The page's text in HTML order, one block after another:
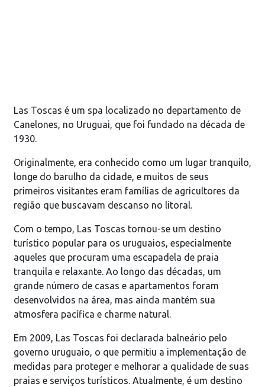
Las Toscas é um spa localizado no departamento de
Canelones, no Uruguai, que foi fundado na década de
1930.
Originalmente, era conhecido como um lugar tranquilo,
longe do barulho da cidade, e muitos de seus
primeiros visitantes eram famílias de agricultores da
região que buscavam descanso no litoral.
Com o tempo, Las Toscas tornou-se um destino
turístico popular para os uruguaios, especialmente
aqueles que procuram uma escapadela de praia
tranquila e relaxante. Ao longo das décadas, um
grande número de casas e apartamentos foram
desenvolvidos na área, mas ainda mantém sua
atmosfera pacífica e charme natural.
Em 2009, Las Toscas foi declarada balneário pelo
governo uruguaio, o que permitiu a implementação de
medidas para proteger e melhorar a qualidade de suas
praias e serviços turísticos. Atualmente, é um destino